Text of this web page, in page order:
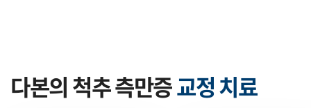
다본의 척추 측만증교정 치료